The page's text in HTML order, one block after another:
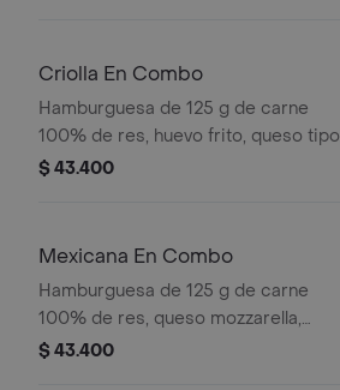
Criolla En Combo
Hamburguesa de 125 g de carne
100% de res, huevo frito, queso tipo
mozzarella, cebolla grillé, tomate en
pet
$ 43.400
Mexicana En Combo
Hamburguesa de 125 g de carne
100% de res, queso mozzarella,
guacamole, fríjol refrito, tomate,
$ 43.400